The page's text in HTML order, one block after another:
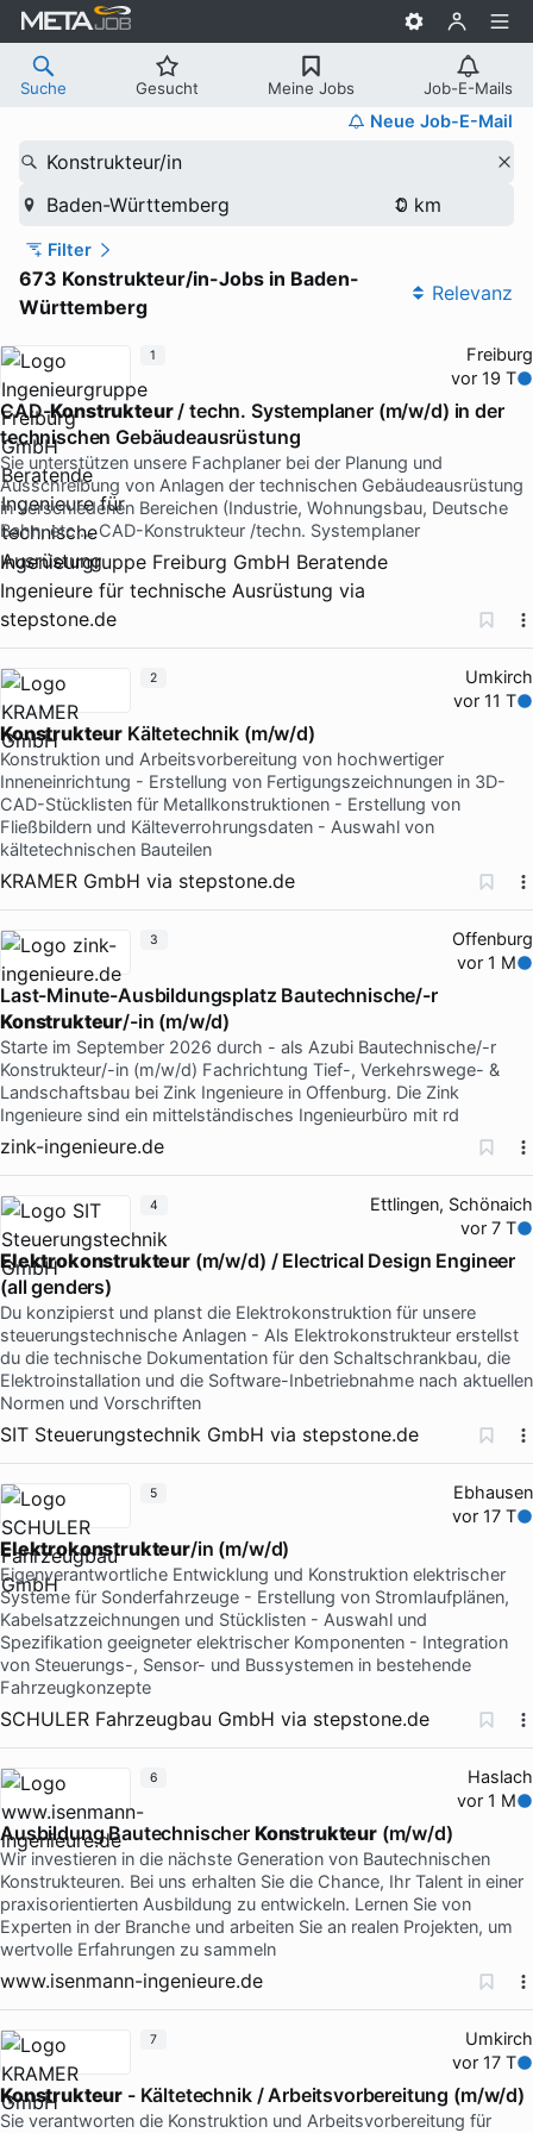
Suche Gesucht Meine Jobs Job-E-Mails
Neue Job-E-Mail
Konstrukteur/in
Baden-Württemberg
Filter
673 Konstrukteur/in-Jobs in Baden-
Württemberg
Relevanz
Freiburg
vor 19 T
CAD-Konstrukteur/ techn. Systemplaner (m/w/d) in der
technischen Gebäudeausrüstung
Sie unterstützen unsere Fachplaner bei der Planung und
Ausschreibung von Anlagen der technischen Gebäudeausrüstung
in verschiedenen Bereichen (Industrie, Wohnungsbau, Deutsche
Bahn, etc … CAD-Konstrukteur /techn. Systemplaner
Ingenieurgruppe Freiburg GmbH Beratende
Ingenieure für technische Ausrüstung via
stepstone.de
1
Umkirch
vor 11 T
Konstrukteur Kältetechnik (m/w/d)
Konstruktion und Arbeitsvorbereitung von hochwertiger
Inneneinrichtung - Erstellung von Fertigungszeichnungen in 3D-
CAD-Stücklisten für Metallkonstruktionen - Erstellung von
Fließbildern und Kälteverrohrungsdaten - Auswahl von
kältetechnischen Bauteilen
KRAMER GmbH via stepstone.de
2
Offenburg
vor 1 M
Last-Minute-Ausbildungsplatz Bautechnische/-r
Konstrukteur/-in (m/w/d)
Starte im September 2026 durch - als Azubi Bautechnische/-r
Konstrukteur/-in (m/w/d) Fachrichtung Tief-, Verkehrswege- &
Landschaftsbau bei Zink Ingenieure in Offenburg. Die Zink
Ingenieure sind ein mittelständisches Ingenieurbüro mit rd
zink-ingenieure.de
3
Ettlingen, Schönaich
vor 7 T
Elektrokonstrukteur(m/w/d) / Electrical Design Engineer
(all genders)
Du konzipierst und planst die Elektrokonstruktion für unsere
steuerungstechnische Anlagen - Als Elektrokonstrukteur erstellst
du die technische Dokumentation für den Schaltschrankbau, die
Elektroinstallation und die Software-Inbetriebnahme nach aktuellen
Normen und Vorschriften
SIT Steuerungstechnik GmbH via stepstone.de
4
Ebhausen
vor 17 T
Elektrokonstrukteur/in (m/w/d)
Eigenverantwortliche Entwicklung und Konstruktion elektrischer
Systeme für Sonderfahrzeuge - Erstellung von Stromlaufplänen,
Kabelsatzzeichnungen und Stücklisten - Auswahl und
Spezifikation geeigneter elektrischer Komponenten - Integration
von Steuerungs-, Sensor- und Bussystemen in bestehende
Fahrzeugkonzepte
SCHULER Fahrzeugbau GmbH via stepstone.de
5
Haslach
vor 1 M
Ausbildung Bautechnischer Konstrukteur(m/w/d)
Wir investieren in die nächste Generation von Bautechnischen
Konstrukteuren. Bei uns erhalten Sie die Chance, Ihr Talent in einer
praxisorientierten Ausbildung zu entwickeln. Lernen Sie von
Experten in der Branche und arbeiten Sie an realen Projekten, um
wertvolle Erfahrungen zu sammeln
www.isenmann-ingenieure.de
6
Umkirch
vor 17 T
Konstrukteur - Kältetechnik / Arbeitsvorbereitung (m/w/d)
Sie verantworten die Konstruktion und Arbeitsvorbereitung für
7